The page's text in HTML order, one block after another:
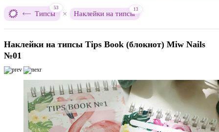
Типсы
53
× Наклейки на типсы
13
Наклейки на типсы Tips Book (блокнот) Miw Nails
№01